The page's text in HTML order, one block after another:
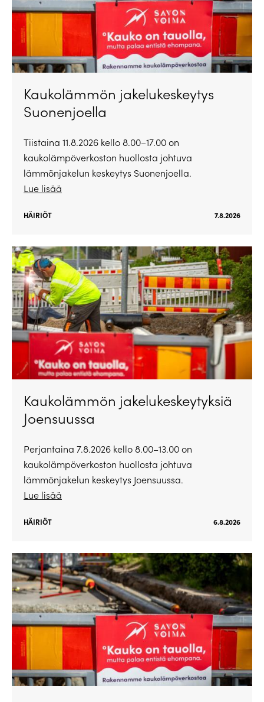
Kaukolämmön jakelukeskeytys
Suonenjoella
Tiistaina 11.8.2026 kello 8.00–17.00 on
kaukolämpöverkoston huollosta johtuva
lämmönjakelun keskeytys Suonenjoella.
Lue lisää
HÄIRIÖT 7.8.2026
Kaukolämmön jakelukeskeytyksiä
Joensuussa
Perjantaina 7.8.2026 kello 8.00–13.00 on
kaukolämpöverkoston huollosta johtuva
lämmönjakelun keskeytys Joensuussa.
Lue lisää
HÄIRIÖT 6.8.2026